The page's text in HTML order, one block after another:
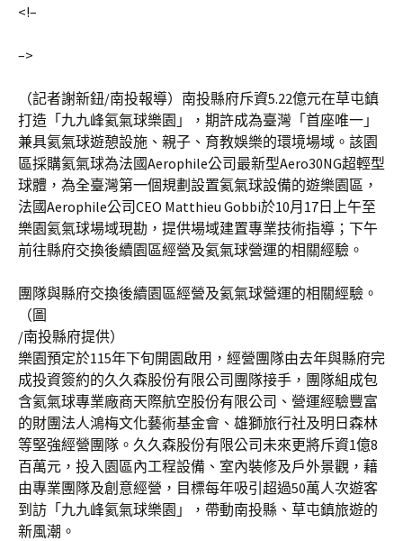
<!–
–>
（記者謝新鈕/南投報導）南投縣府斥資5.22億元在草屯鎮
打造「九九峰氦氣球樂園」，期許成為臺灣「首座唯一」
兼具氦氣球遊憩設施、親子、育教娛樂的環境場域。該園
區採購氦氣球為法國Aerophile公司最新型Aero30NG超輕型
球體，為全臺灣第一個規劃設置氦氣球設備的遊樂園區，
法國Aerophile公司CEO Matthieu Gobbi於10月 17 日上午至
樂園氦氣球場域現勘，提供場域建置專業技術指導；下午
前往縣府交換後續園區經營及氦氣球營運的相關經驗。
團隊與縣府交換後續園區經營及氦氣球營運的相關經驗。
（圖
/南投縣府提供）
樂園預定於115年下旬開園啟用，經營團隊由去年與縣府完
成投資簽約的久久森股份有限公司團隊接手，團隊組成包
含氦氣球專業廠商天際航空股份有限公司、營運經驗豐富
的財團法人鴻梅文化藝術基金會、雄獅旅行社及明日森林
等堅強經營團隊。久久森股份有限公司未來更將斥資1億8
百萬元，投入園區內工程設備、室內裝修及戶外景觀，藉
由專業團隊及創意經營，目標每年吸引超過50萬人次遊客
到訪「九九峰氦氣球樂園」，帶動南投縣、草屯鎮旅遊的
新風潮。